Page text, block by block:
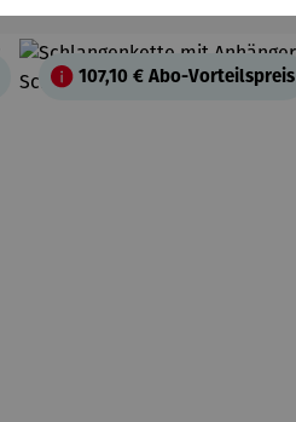
107,10 € Abo-Vorteilspreis